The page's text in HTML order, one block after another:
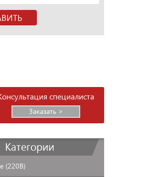
специалиста
Заказать >
Категории
(220В)